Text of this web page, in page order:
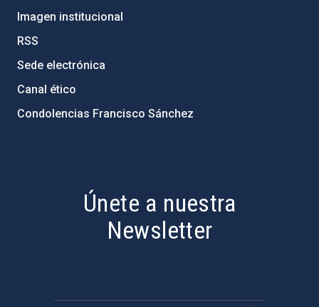
Imagen institucional
RSS
Sede electrónica
Canal ético
Condolencias Francisco Sánchez
Únete a nuestra
Newsletter